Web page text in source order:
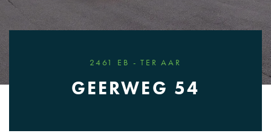
2461 EB - TER AAR
GEERWEG 54